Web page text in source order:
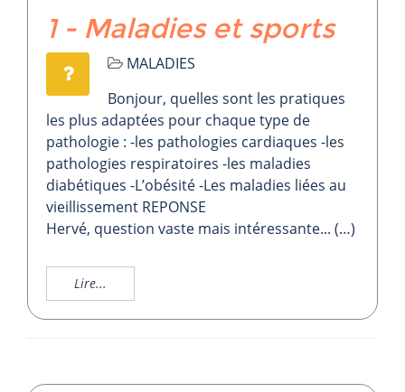
1 - Maladies et sports
MALADIES
Bonjour, quelles sont les pratiques
les plus adaptées pour chaque type de
pathologie : -les pathologies cardiaques -les
pathologies respiratoires -les maladies
diabétiques -L’obésité -Les maladies liées au
vieillissement REPONSE
Hervé, question vaste mais intéressante... (…)
Lire...